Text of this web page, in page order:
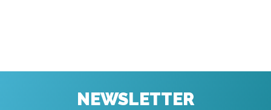
NEWSLETTER